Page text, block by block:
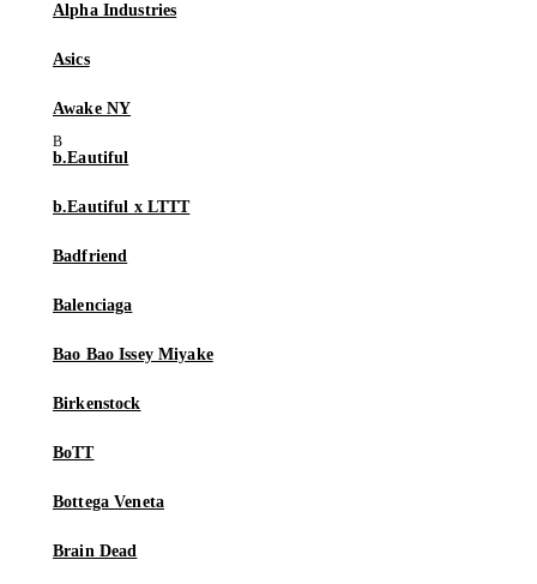
Alpha Industries
Asics
Awake NY
b.Eautiful
b.Eautiful x LTTT
Badfriend
Balenciaga
Bao Bao Issey Miyake
Birkenstock
BoTT
Bottega Veneta
Brain Dead